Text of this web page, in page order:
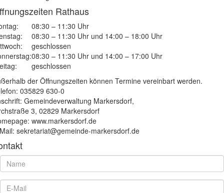
Rathaus
08:30 – 11:30 Uhr
08:30 – 11:30 Uhr und 14:00 – 18:00 Uhr
geschlossen
08:30 – 11:30 Uhr und 14:00 – 17:00 Uhr
geschlossen
der Öffnungszeiten können Termine vereinbart werden.
035829 630-0
Gemeindeverwaltung Markersdorf,
3, 02829 Markersdorf
www.markersdorf.de
sekretariat@gemeinde-markersdorf.de